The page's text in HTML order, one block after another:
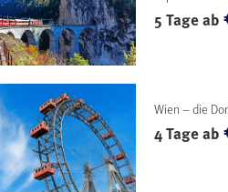
5 Tage ab
Wien – die
4 Tage ab